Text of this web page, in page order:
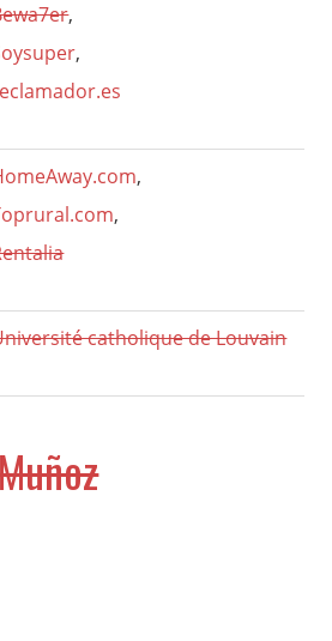
,
,
,
,
catholique de Louvain